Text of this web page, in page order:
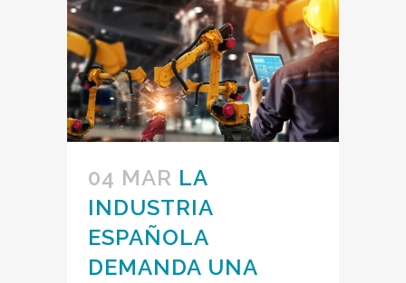
04 MAR LA
INDUSTRIA
ESPAÑOLA
DEMANDA UNA